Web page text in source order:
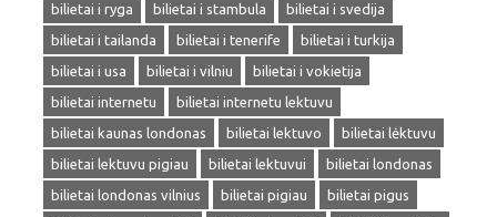
bilietai i ryga
bilietai i stambula
bilietai i svedija
bilietai i tailanda
bilietai i tenerife
bilietai i turkija
bilietai i usa
bilietai i vilniu
bilietai i vokietija
bilietai internetu
bilietai internetu lektuvu
bilietai kaunas londonas
bilietai lektuvo
bilietai lėktuvu
bilietai lektuvu pigiau
bilietai lektuvui
bilietai londonas
bilietai londonas vilnius
bilietai pigiau
bilietai pigus